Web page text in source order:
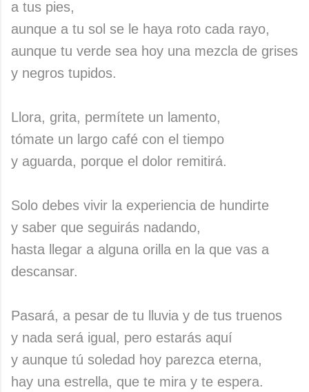
a tus pies,
aunque a tu sol se le haya roto cada rayo,
aunque tu verde sea hoy una mezcla de grises
y negros tupidos.
Llora, grita, permítete un lamento,
tómate un largo café con el tiempo
y aguarda, porque el dolor remitirá.
Solo debes vivir la experiencia de hundirte
y saber que seguirás nadando,
hasta llegar a alguna orilla en la que vas a
descansar.
Pasará, a pesar de tu lluvia y de tus truenos
y nada será igual, pero estarás aquí
y aunque tú soledad hoy parezca eterna,
hay una estrella, que te mira y te espera.